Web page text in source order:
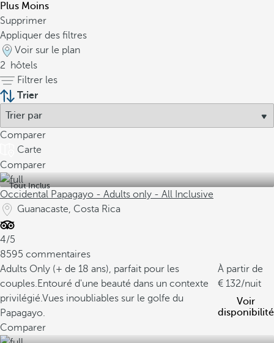
Plus Moins
Supprimer
Appliquer des filtres
Voir sur le plan
2
hôtels
Filtrer les
Trier
Comparer
Carte
Comparer
Tout Inclus
Occidental Papagayo - Adults only - All Inclusive
Guanacaste, Costa Rica
4/5
8595 commentaires
Adults Only (+ de 18 ans), parfait pour les
couples.Entouré d'une beauté dans un contexte
privilégié.Vues inoubliables sur le golfe du
Papagayo.
À partir de
132/nuit
Voir
disponibilité
Comparer